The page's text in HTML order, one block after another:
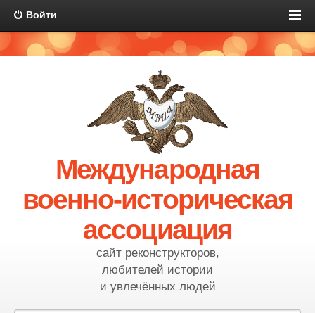
Войти
Международная
военно-историческая
ассоциация
сайт реконструкторов,
любителей истории
и увлечённых людей